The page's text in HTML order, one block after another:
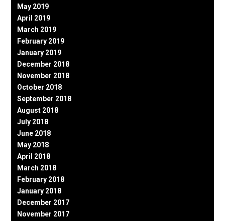
May 2019
April 2019
March 2019
February 2019
January 2019
December 2018
November 2018
October 2018
September 2018
August 2018
July 2018
June 2018
May 2018
April 2018
March 2018
February 2018
January 2018
December 2017
November 2017